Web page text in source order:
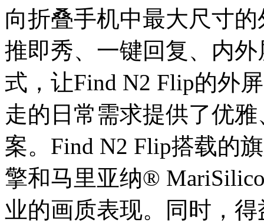
向折叠手机中最大尺寸
推即秀、一键回复、内
式，让Find N2 Flip的外
走的日常需求提供了优
案。Find N2 Flip搭载的
擎和马里亚纳®
业的画质表现。同时，